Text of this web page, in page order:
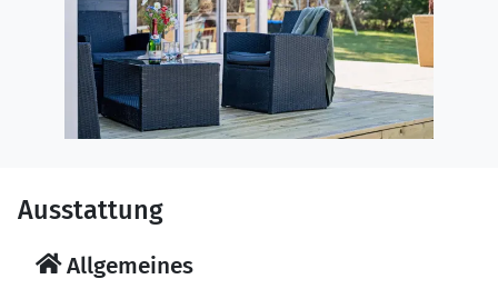
Ausstattung
Allgemeines